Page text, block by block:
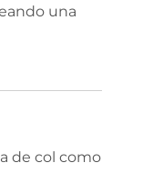
una
de col como